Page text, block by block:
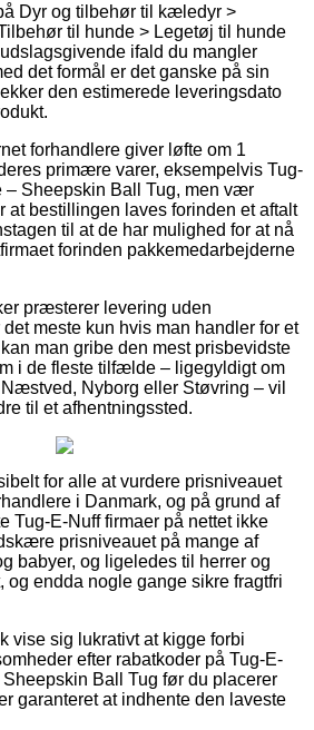
Dyr og tilbehør til kæledyr >
til hunde > Legetøj til hunde
ifald du mangler
det formål er det ganske på sin
den estimerede leveringsdato
forhandlere giver løfte om 1
primære varer, eksempelvis Tug-
– Sheepskin Ball Tug, men vær
at bestillingen laves forinden et aftalt
til at de har mulighed for at nå
forinden pakkemedarbejderne
præsterer levering uden
meste kun hvis man handler for et
man gribe den mest prisbevidste
i de fleste tilfælde – ligegyldigt om
Nyborg eller Støvring – vil
til et afhentningssted.
for alle at vurdere prisniveauet
i Danmark, og på grund af
Tug-E-Nuff firmaer på nettet ikke
prisniveauet på mange af
babyer, og ligeledes til herrer og
og endda nogle gange sikre fragtfri
vise sig lukrativt at kigge forbi
efter rabatkoder på Tug-E-
Ball Tug før du placerer
garanteret at indhente den laveste